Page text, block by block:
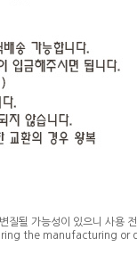
질될 가능성이 있으니 사용
the manufacturing or